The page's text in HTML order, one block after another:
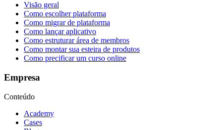
Visão geral
Como escolher plataforma
Como migrar de plataforma
Como lançar aplicativo
Como estruturar área de membros
Como montar sua esteira de produtos
Como precificar um curso online
Empresa
Conteúdo
Academy
Cases